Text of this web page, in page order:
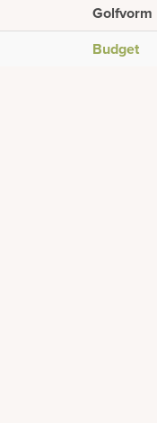
Golfvorm
Budget